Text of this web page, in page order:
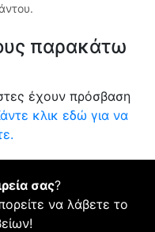
παρακάτω
έχουν πρόσβαση
κλικ εδώ για να
σας?
να λάβετε το